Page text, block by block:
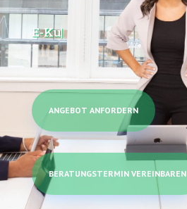
E-|
ANGEBOT ANFORDERN
BERATUNGSTERMIN VEREINBAREN